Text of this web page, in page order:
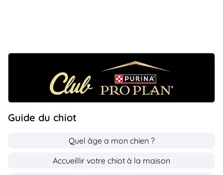
Guide du chiot
Quel âge a mon chien ?
Accueillir votre chiot à la maison